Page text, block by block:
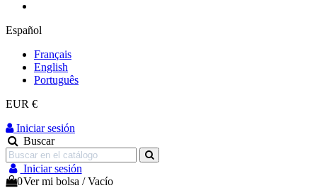
Español
Français
English
Português
EUR €
Iniciar sesión
Buscar
Iniciar sesión
0Ver mi bolsa /Vacío